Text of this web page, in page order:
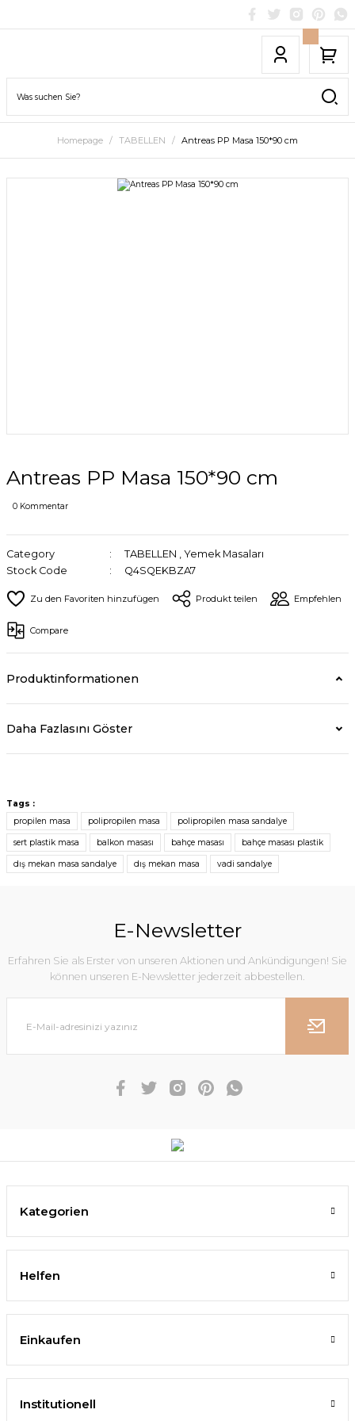
Homepage TABELLEN Antreas PP Masa 150*90 cm
Antreas PP Masa 150*90 cm
0 Kommentar
Category TABELLEN , Yemek Masaları
Stock Code
Q4SQEKBZA7
Produkt teilen Empfehlen
Compare
Produktinformationen
Daha Fazlasını Göster
Tags :
propilen masa
polipropilen masa polipropilen masa sandalye
sert plastik masa balkon masası bahçe masası bahçe masası plastik
dış mekan masa sandalye dış mekan masa vadi sandalye
E-Newsletter
Erfahren Sie als Erster von unseren Aktionen und Ankündigungen! Sie
können unseren E-Newsletter jederzeit abbestellen.
Kategorien
Helfen
Einkaufen
Institutionell